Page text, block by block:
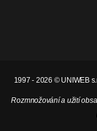
1997 - 2026 © UNIWEB
Rozmnožování a užití